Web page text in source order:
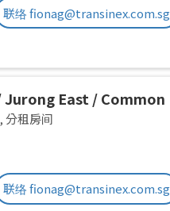
联络 fionag@transinex.com.sg
East / Common
Available 2 Sept
,分租房间
联络 fionag@transinex.com.sg